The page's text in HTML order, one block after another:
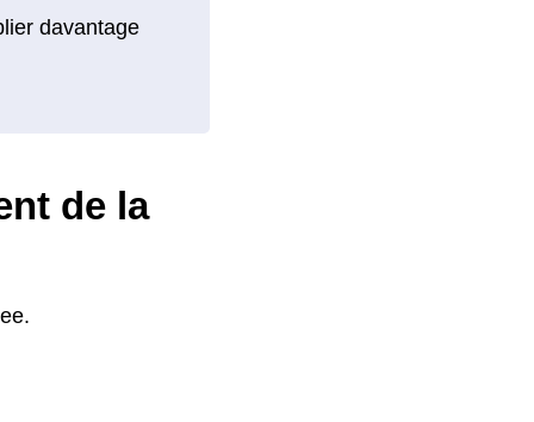
davantage
de la